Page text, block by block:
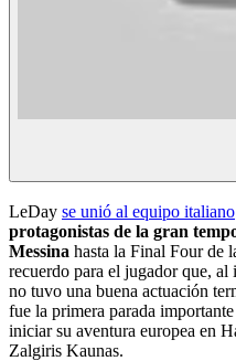
LeDay se unió al equipo italiano
protagonistas de la gran
Messina hasta la Final Four de
recuerdo para el jugador que,
no tuvo una buena actuación
fue la primera parada
iniciar su aventura europea en
Zalgiris Kaunas.